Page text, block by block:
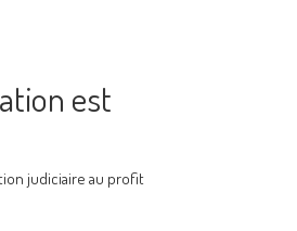
est
judiciaire au profit